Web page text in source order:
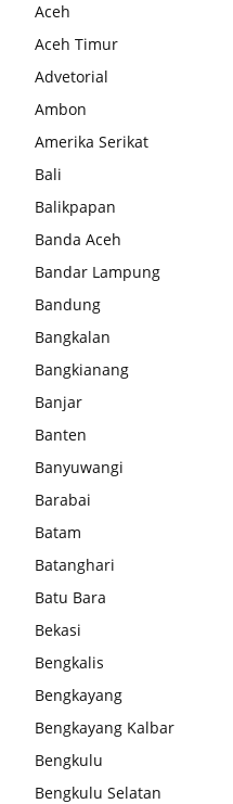
Aceh
Aceh Timur
Advetorial
Ambon
Amerika Serikat
Bali
Balikpapan
Banda Aceh
Bandar Lampung
Bandung
Bangkalan
Bangkianang
Banjar
Banten
Banyuwangi
Barabai
Batam
Batanghari
Batu Bara
Bekasi
Bengkalis
Bengkayang
Bengkayang Kalbar
Bengkulu
Bengkulu Selatan